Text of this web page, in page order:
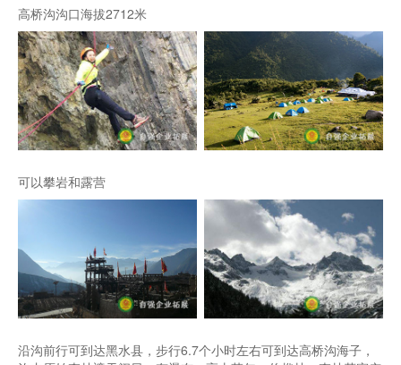
高桥沟沟口海拔2712米
可以攀岩和露营
沿沟前行可到达黑水县，步行6.7个小时左右可到达高桥沟海子，